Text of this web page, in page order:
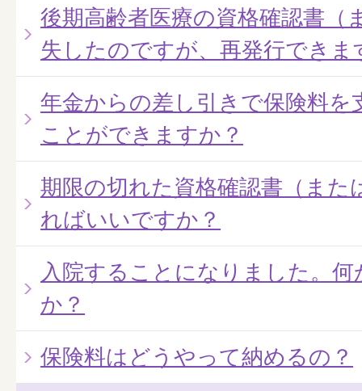
後期高齢者医療の資格確認書（
失したのですが、再発行できま
年金からの差し引きで保険料を
ことができますか？
期限の切れた資格確認書（また
ればいいですか？
入院することになりました。
か？
保険料はどうやって納めるの？